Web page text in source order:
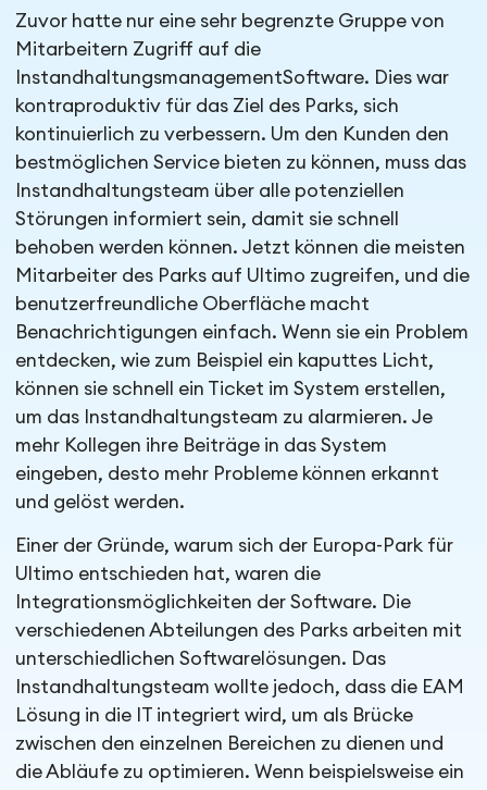
Zuvor hatte nur eine sehr begrenzte Gruppe von
Mitarbeitern Zugriff auf die
InstandhaltungsmanagementSoftware. Dies war
kontraproduktiv für das Ziel des Parks, sich
kontinuierlich zu verbessern. Um den Kunden den
bestmöglichen Service bieten zu können, muss das
Instandhaltungsteam über alle potenziellen
Störungen informiert sein, damit sie schnell
behoben werden können. Jetzt können die meisten
Mitarbeiter des Parks auf Ultimo zugreifen, und die
benutzerfreundliche Oberfläche macht
Benachrichtigungen einfach. Wenn sie ein Problem
entdecken, wie zum Beispiel ein kaputtes Licht,
können sie schnell ein Ticket im System erstellen,
um das Instandhaltungsteam zu alarmieren. Je
mehr Kollegen ihre Beiträge in das System
eingeben, desto mehr Probleme können erkannt
und gelöst werden.
Einer der Gründe, warum sich der Europa-Park für
Ultimo entschieden hat, waren die
Integrationsmöglichkeiten der Software. Die
verschiedenen Abteilungen des Parks arbeiten mit
unterschiedlichen Softwarelösungen. Das
Instandhaltungsteam wollte jedoch, dass die EAM
Lösung in die IT integriert wird, um als Brücke
zwischen den einzelnen Bereichen zu dienen und
die Abläufe zu optimieren. Wenn beispielsweise ein